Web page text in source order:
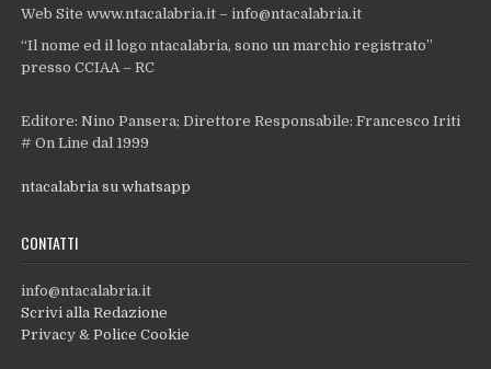
Web Site www.ntacalabria.it – info@ntacalabria.it
“Il nome ed il logo ntacalabria, sono un marchio registrato”
presso CCIAA – RC
Editore: Nino Pansera; Direttore Responsabile: Francesco Iriti
# On Line dal 1999
ntacalabria su whatsapp
CONTATTI
info@ntacalabria.it
Scrivi alla Redazione
Privacy & Police Cookie